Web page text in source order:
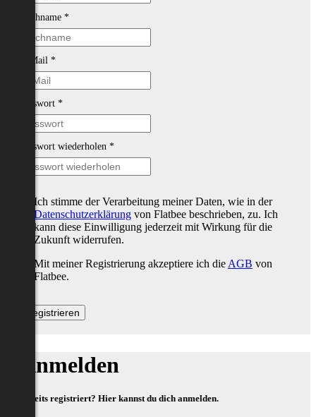
Nachname *
E-Mail *
Passwort *
Passwort wiederholen *
Ich stimme der Verarbeitung meiner Daten, wie in der
Datenschutzerklärung von Flatbee beschrieben, zu. Ich
kann diese Einwilligung jederzeit mit Wirkung für die
Zukunft widerrufen.
Mit meiner Registrierung akzeptiere ich die AGB von
Flatbee.
Anmelden
Bereits registriert? Hier kannst du dich anmelden.